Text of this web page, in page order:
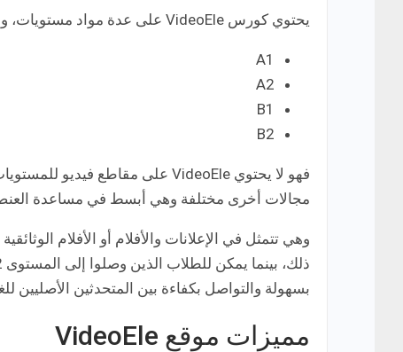
يحتوي كورس VideoEle على عدة مواد مستويات، وهي التالي:
A1
A2
B1
B2
مجالات أخرى مختلفة وهي أبسط في مساعدة
بسهولة والتواصل بكفاءة بين المتحدثين الأصليين
مميزات موقع VideoEle